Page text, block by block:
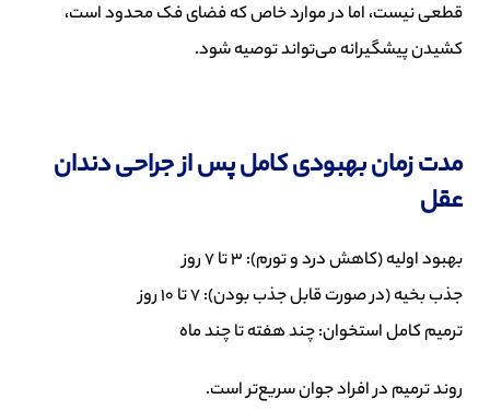
قطعی نیست، اما در موارد خاص که فضای فک محدود است،
کشیدن پیشگیرانه می‌تواند توصیه شود.
مدت زمان بهبودی کامل پس از جراحی دندان
عقل
بهبود اولیه (کاهش درد و تورم): 3 تا 7 روز
جذب بخیه (در صورت قابل جذب بودن): 7 تا 10 روز
ترمیم کامل استخوان: چند هفته تا چند ماه
روند ترمیم در افراد جوان سریع‌تر است.